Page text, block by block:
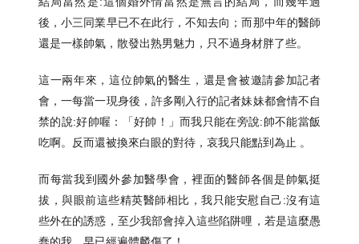
後，小三同業早已不在此行，不知去向；而那中年的醫師
還是一樣帥氣，散發出熟男魅力，只不過身材胖了些。
這一兩年來，這位帥氣的醫生，還是會被邀請參加記者
會，一每當一現身後，許多剛入行的記者妹妹都會情不自
禁的說:好帥喔：「好帥！」而我只能在旁說:帥不能當飯
吃啊。反而還被換來白眼的對待，哀我只能點到為止 。
而每當我到國外參加醫學會，裡面的醫師各個是帥氣挺
拔，與眼前這些精英醫師相比，我只能安慰自己:沒有這
些外在的誘惑，至少我部會掉入這些陷阱哩，若是這麼愚